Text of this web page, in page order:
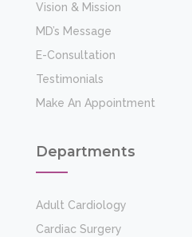
Vision & Mission
MD’s Message
E-Consultation
Testimonials
Make An Appointment
Departments
Adult Cardiology
Cardiac Surgery